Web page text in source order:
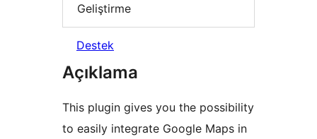
Geliştirme
Destek
Açıklama
This plugin gives you the possibility
to easily integrate Google Maps in